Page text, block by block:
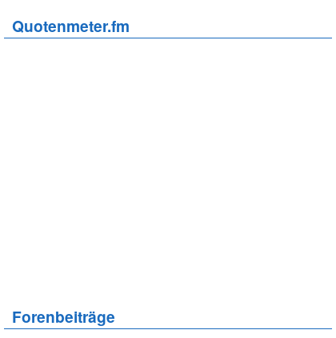
Quotenmeter.fm
Forenbeiträge